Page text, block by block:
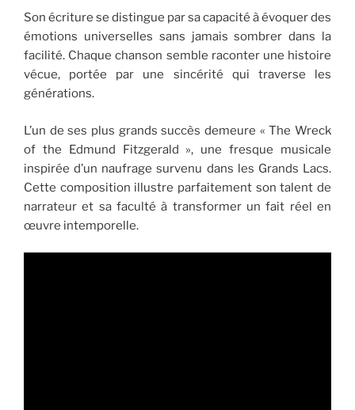
Son écriture se distingue par sa capacité à évoquer des
émotions universelles sans jamais sombrer dans la
facilité. Chaque chanson semble raconter une histoire
vécue, portée par une sincérité qui traverse les
générations.
L’un de ses plus grands succès demeure « The Wreck
of the Edmund Fitzgerald », une fresque musicale
inspirée d’un naufrage survenu dans les Grands Lacs.
Cette composition illustre parfaitement son talent de
narrateur et sa faculté à transformer un fait réel en
œuvre intemporelle.